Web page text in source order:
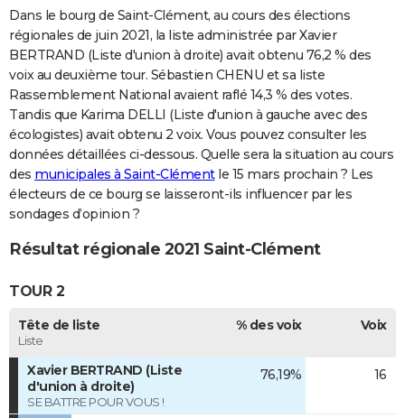
COPAINS D'AVANT
S'inscrire
Se connecter
Lycées
Collèges
Primaires
Universités
Entreprises
Service militaire
Avis de recherche
AVIS DE DÉCÈS
FORUM
Bricolage
Lifestyle
Culture
Sport
Auto
Television
Voyage
Cinema
Dans le bourg de Saint-Clément, au cours des élections
régionales de juin 2021, la liste administrée par Xavier
BERTRAND (Liste d'union à droite) avait obtenu 76,2 % des
voix au deuxième tour. Sébastien CHENU et sa liste
Rassemblement National avaient raflé 14,3 % des votes.
Tandis que Karima DELLI (Liste d'union à gauche avec des
écologistes) avait obtenu 2 voix. Vous pouvez consulter les
données détaillées ci-dessous. Quelle sera la situation au cours
des municipales à Saint-Clémentle 15 mars prochain ? Les
électeurs de ce bourg se laisseront-ils influencer par les
sondages d’opinion ?
Résultat régionale 2021 Saint-Clément
TOUR 2
Tête de liste
Liste
% des voix Voix
Xavier BERTRAND (Liste
d'union à droite)
SE BATTRE POUR VOUS !
76,19% 16